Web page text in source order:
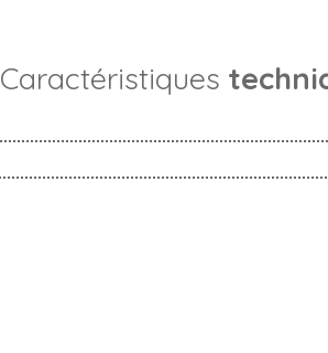
Caractéristiques